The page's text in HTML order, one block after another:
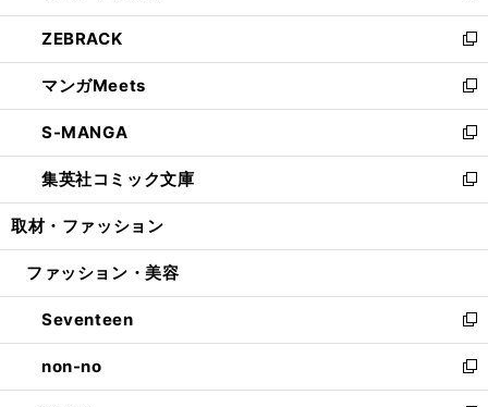
開
く
ウ
で
開
く
ン
ド
ウ
で
開
く
ウ
ィ
ン
ド
ウ
で
開
く
し
い
ウ
ィ
ン
ド
ウ
で
開
ZEBRACK
新
し
い
ウ
ィ
ン
ド
ウ
開
マンガMeets
新
し
い
ウ
ィ
ン
ウ
開
く
S-MANGA
新
し
い
ウ
ン
ウ
で
開
く
集英社コミック文庫
新
し
ウ
ン
ド
ウ
で
開
取材・ファッション
ファッション・美容
Seventeen
新
し
い
ウ
non-no
新
し